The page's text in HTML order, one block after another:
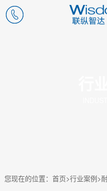
您现在的位置： 首页>行业案例>